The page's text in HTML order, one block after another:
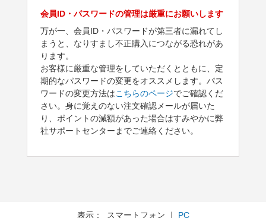
会員ID・パスワードの管理は厳重にお願いします
万が一、会員ID・パスワードが第三者に漏れてし
まうと、なりすまし不正購入につながる恐れがあ
ります。
お客様に厳重な管理をしていただくとともに、定
期的なパスワードの変更をオススメします。パス
ワードの変更方法はこちらのページでご確認くだ
さい。身に覚えのない注文確認メールが届いた
り、ポイントの減額があった場合はすみやかに弊
社サポートセンターまでご連絡ください。
表示： スマートフォン ｜ PC